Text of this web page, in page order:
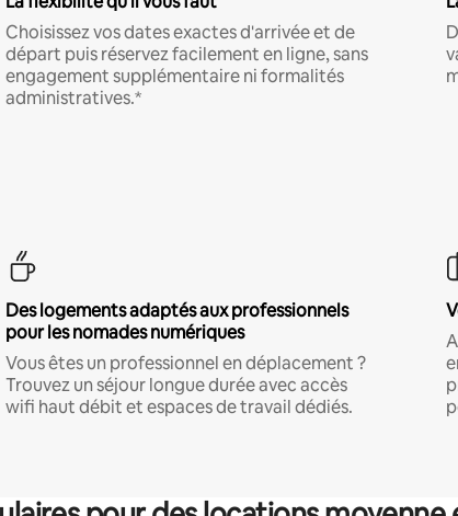
Choisissez vos dates exactes d'arrivée et de
départ puis réservez facilement en ligne, sans
engagement supplémentaire ni formalités
administratives.*
Des logements adaptés aux professionnels
pour les nomades numériques
Vous êtes un professionnel en déplacement ?
Trouvez un séjour longue durée avec accès
wifi haut débit et espaces de travail dédiés.